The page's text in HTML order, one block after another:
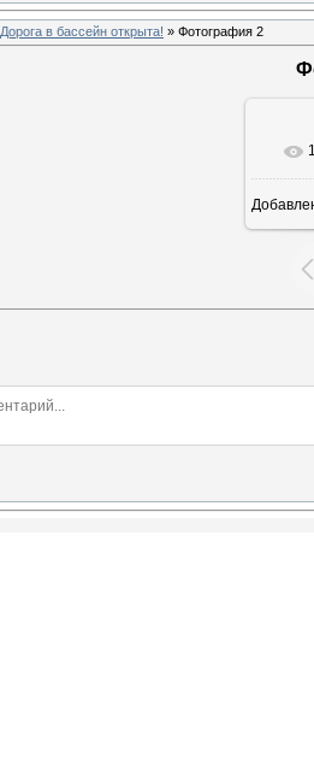
Дорога в бассейн открыта! » Фотография 2